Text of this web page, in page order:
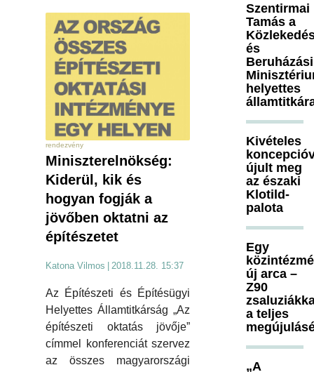
rendezvény
Miniszterelnökség:
Kiderül, kik és
hogyan fogják a
jövőben oktatni az
építészetet
Katona Vilmos 2018.11.28. 15:37
Az Építészeti és Építésügyi
Helyettes Államtitkárság „Az
építészeti oktatás jövője”
címmel konferenciát szervez
az összes magyarországi
Szentirmai
Tamás a
és
Beruházási
helyettes
Kivételes
újult meg
az északi
Klotild-
palota
Egy
új arca –
Z90
a teljes
„A